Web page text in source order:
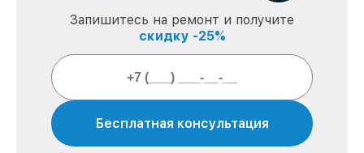
Запишитесь на ремонт и получите
скидку -25%
Бесплатная консультация